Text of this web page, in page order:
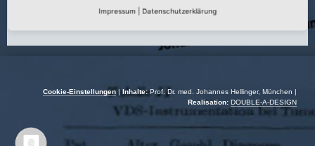
Cookie-Einstellungen|Inhalte:Prof. Dr. med. Johannes Hellinger, München |
Realisation: DOUBLE-A-DESIGN
Impressum Datenschutzerklärung